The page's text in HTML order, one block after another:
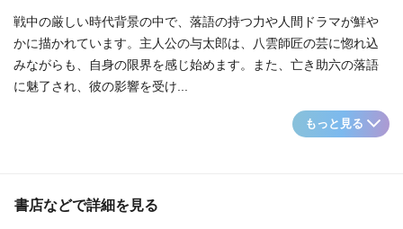
戦中の厳しい時代背景の中で、落語の持つ力や人間ドラマが鮮や
かに描かれています。主人公の与太郎は、八雲師匠の芸に惚れ込
みながらも、自身の限界を感じ始めます。また、亡き助六の落語
に魅了され、彼の影響を受け...
もっと見る
書店などで詳細を見る